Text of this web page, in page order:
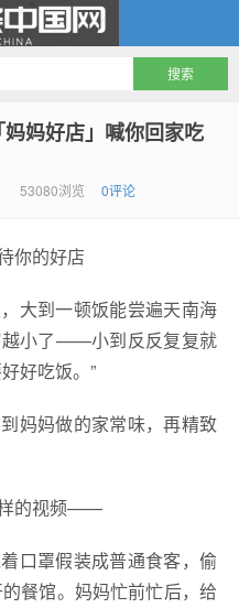
妈好店」喊你回家吃
53080浏览 0评论
你的好店
大到一顿饭能尝遍天南海
越小了——小到反反复复就
好吃饭。”
妈妈做的家常味，再精致
样的视频——
口罩假装成普通食客，偷
餐馆。妈妈忙前忙后，给